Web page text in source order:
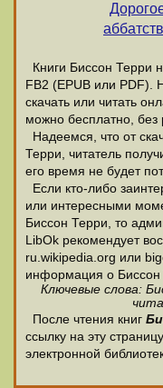
Книги Биссон Терри
FB2 (EPUB или PDF).
скачать или читать
можно бесплатно,
Надеемся, что от
Терри, читатель
его время не будет
Если кто-либо
или интересными
Биссон Терри, то
LibOk рекомендует
ru.wikipedia.org или
информация о Биссон
Ключевые слова:
После чтения книг
ссылку на эту
электронной